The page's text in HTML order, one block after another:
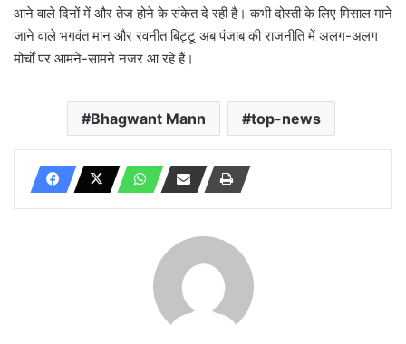
आने वाले दिनों में और तेज होने के संकेत दे रही है। कभी दोस्ती के लिए मिसाल माने
जाने वाले भगवंत मान और रवनीत बिट्टू अब पंजाब की राजनीति में अलग-अलग
मोर्चों पर आमने-सामने नजर आ रहे हैं।
Bhagwant Mann top-news